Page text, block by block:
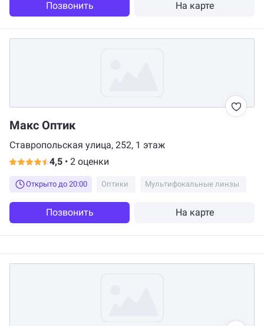
Позвонить На карте
Макс Оптик
Ставропольская улица, 252, 1 этаж
4,5 • 2 оценки
Открыто до 20:00 Оптики Мультифокальные линзы
Позвонить На карте